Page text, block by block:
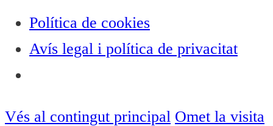
Política de cookies
Avís legal i política de privacitat
Vés al contingut principal Omet la visita
ACTUALITAT